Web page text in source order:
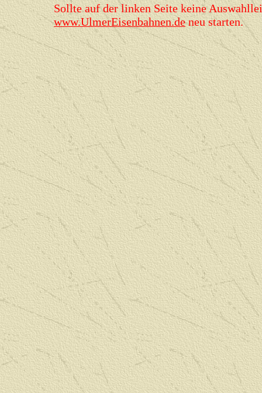
Sollte auf der linken Seite keine
www.UlmerEisenbahnen.deneu starten.